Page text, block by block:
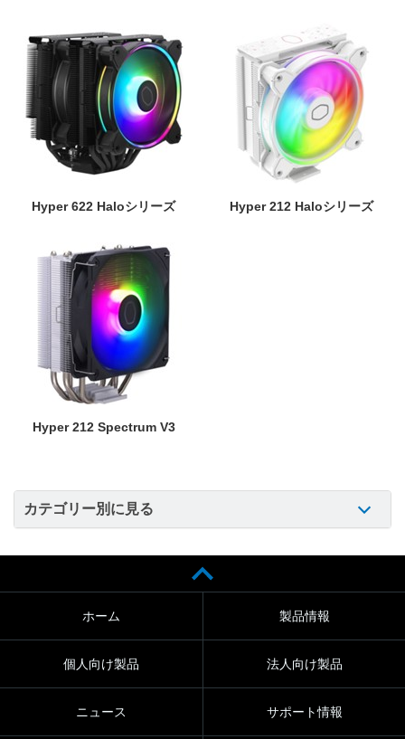
Hyper 622 Haloシリーズ Hyper 212 Haloシリーズ
Hyper 212 Spectrum V3
カテゴリー別に見る
ホーム 製品情報
個人向け製品 法人向け製品
ニュース サポート情報